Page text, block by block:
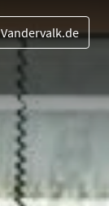
Vandervalk.de